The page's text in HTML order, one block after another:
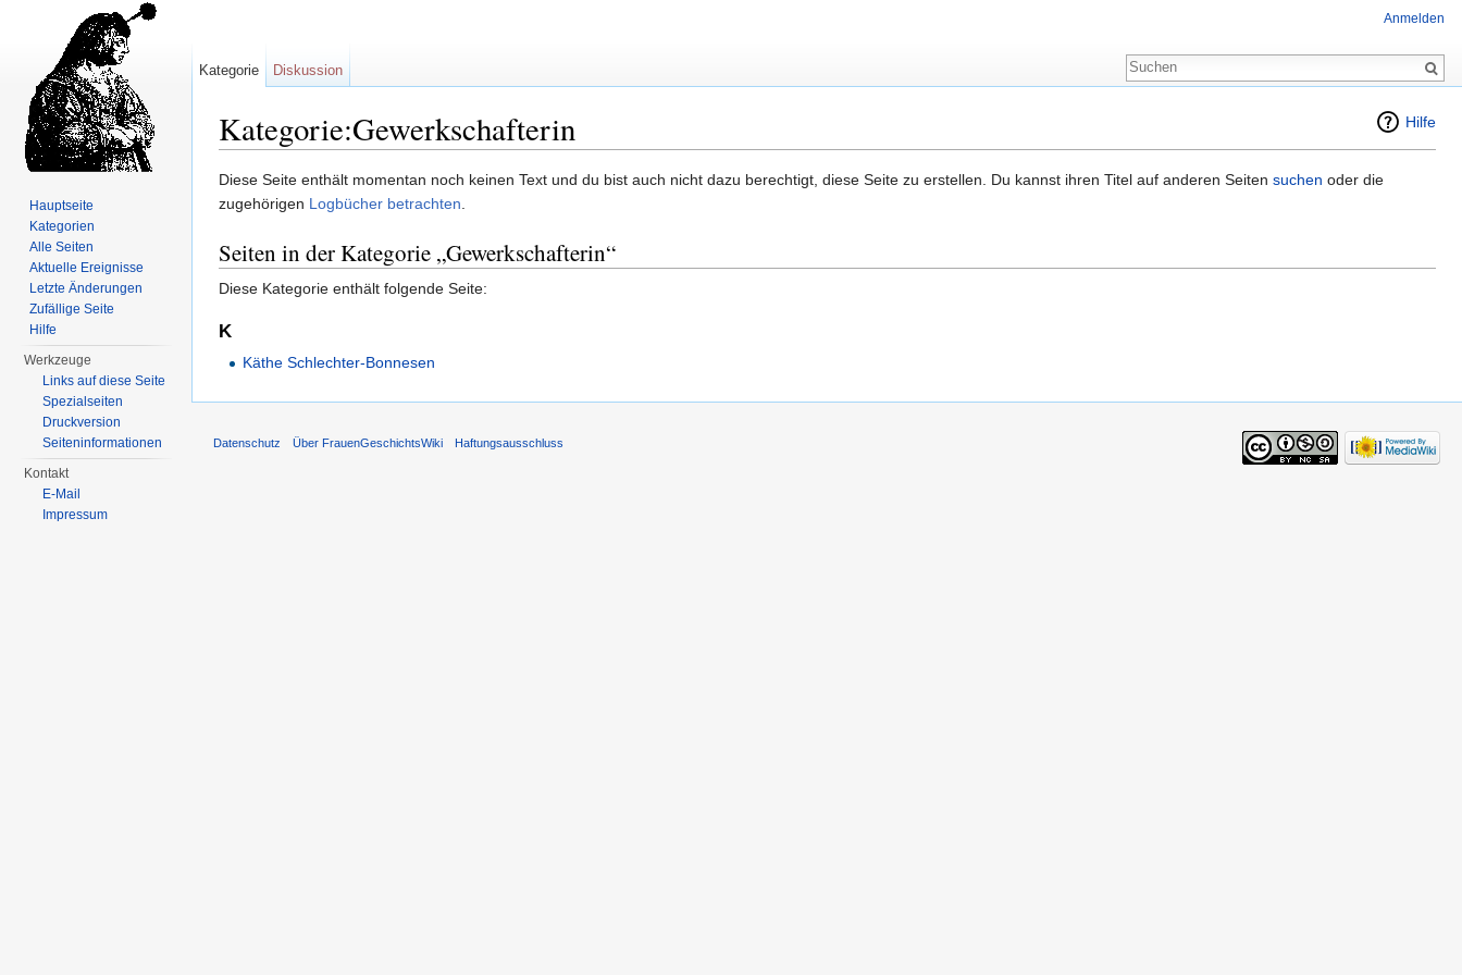
Hilfe
Kategorie:Gewerkschafterin
Diese Seite enthält momentan noch keinen Text und du bist auch nicht dazu berechtigt, diese Seite zu erstellen. Du kannst ihren Titel auf anderen Seiten suchen oder die
zugehörigen Logbücher betrachten.
Seiten in der Kategorie „Gewerkschafterin“
Diese Kategorie enthält folgende Seite:
K
Käthe Schlechter-Bonnesen
Anmelden
Kategorie Diskussion
Hauptseite
Kategorien
Alle Seiten
Aktuelle Ereignisse
Letzte Änderungen
Zufällige Seite
Hilfe
Werkzeuge
Links auf diese Seite
Spezialseiten
Druckversion
Seiten­informationen
Kontakt
E-Mail
Impressum
Datenschutz Über FrauenGeschichtsWiki Haftungsausschluss